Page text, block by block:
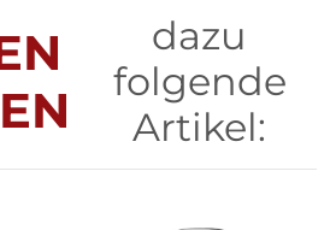
dazu
folgende
Artikel: